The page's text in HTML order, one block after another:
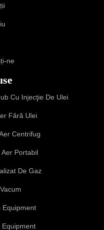
ne
Cu Injecţie De Ulei
Fără Ulei
Centrifug
Portabil
De Gaz
Equipment